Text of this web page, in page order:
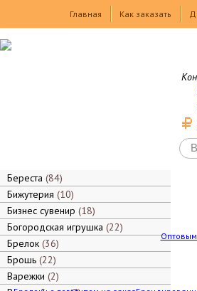
Главная
Как заказать
Оптовым
Береста 84
Бижутерия 10
Бизнес сувенир 18
Богородская игрушка 22
Брелок 36
Брошь 22
Варежки 2